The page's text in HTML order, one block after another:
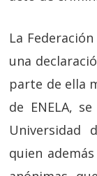
La
una
parte de ella
de ENELA,
Universidad
quien